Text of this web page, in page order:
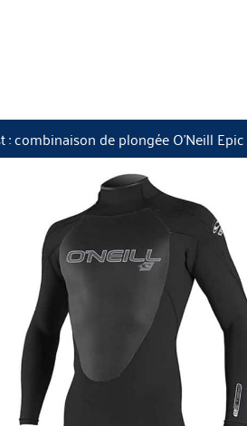
: combinaison de plongée O’Neill